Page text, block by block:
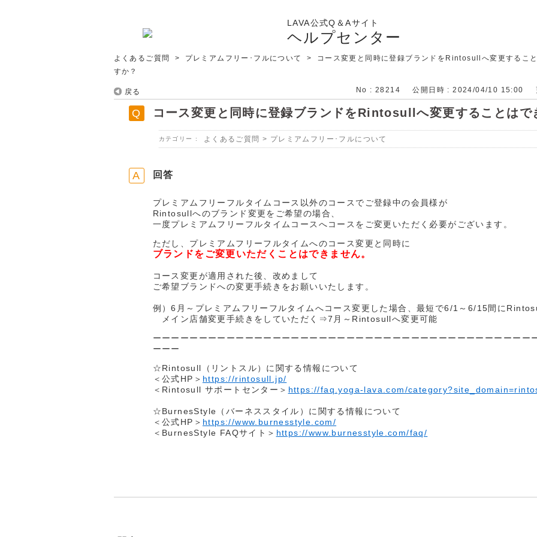
ヘルプセンター
LAVA公式Q＆Aサイト
よくあるご質問 > プレミアムフリー･フルについて >
コース変更と同時に登録ブランドをRintosullへ変更するこ
すか？
戻る No : 28214 公開日時 : 2024/04/10 15:00
コース変更と同時に登録ブランドをRintosullへ変更することはで
カテゴリー : よくあるご質問 > プレミアムフリー･フルについて
回答
プレミアムフリーフルタイムコース以外のコースでご登録中の会員様が
Rintosullへのブランド変更をご希望の場合、
一度プレミアムフリーフルタイムコースへコースをご変更いただく必要がございます。
ただし、プレミアムフリーフルタイムへのコース変更と同時に
ブランドをご変更いただくことはできません。
コース変更が適用された後、改めまして
ご希望ブランドへの変更手続きをお願いいたします。
例）6月～プレミアムフリーフルタイムへコース変更した場合、最短で6/1～6/15間に
メイン店舗変更手続きをしていただく⇒7月～Rintosullへ変更可能
ーーーーーーーーーーーーーーーーーーーーーーーーーーーーーーーーーーーーーーーーー
ーーー
☆Rintosull（リントスル）に関する情報について
＜公式HP＞ https://rintosull.jp/
＜Rintosull サポートセンター＞ https://faq.yoga-lava.com/
☆BurnesStyle（バーネススタイル）に関する情報について
＜公式HP＞ https://www.burnesstyle.com/
＜BurnesStyle FAQサイト＞ https://www.burnesstyle.com/faq/